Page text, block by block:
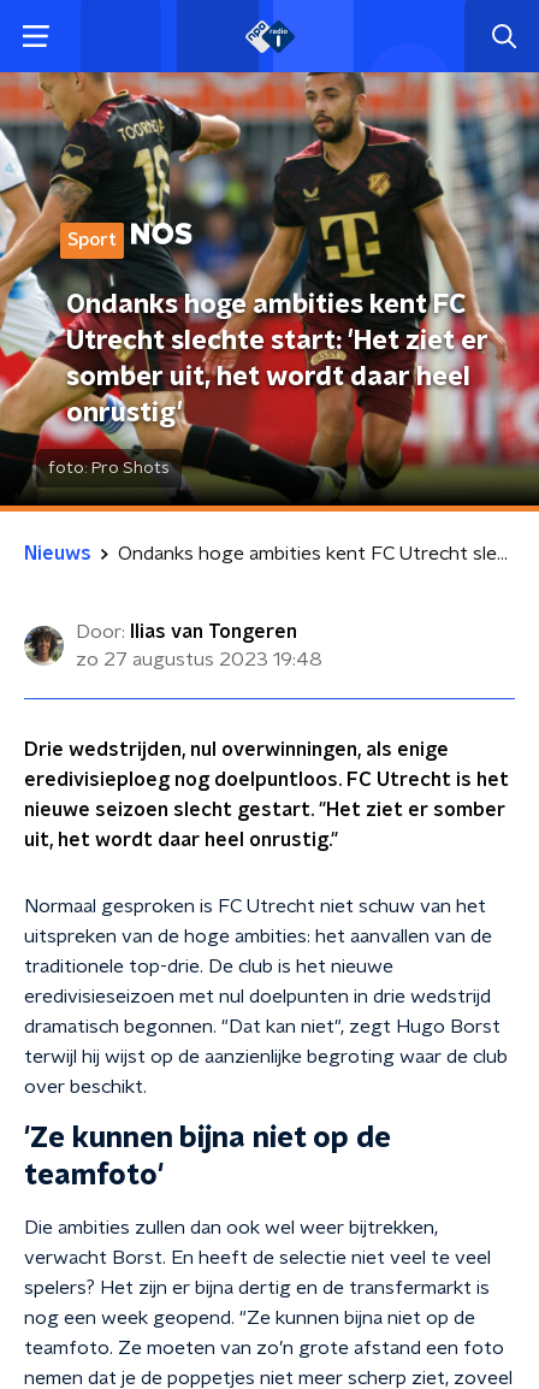
Sport
Ondanks hoge ambities kent FC
Utrecht slechte start: 'Het ziet er
somber uit, het wordt daar heel
onrustig'
foto:Pro Shots
Nieuws Ondanks hoge ambities kent FC Utrecht slechte start: 'Het ziet er somber uit, het wordt daar heel onrustig'
Door:
Ilias van Tongeren
zo 27 augustus 2023 19:48
Drie wedstrijden, nul overwinningen, als enige
eredivisieploeg nog doelpuntloos. FC Utrecht is het
nieuwe seizoen slecht gestart. "Het ziet er somber
uit, het wordt daar heel onrustig."
Normaal gesproken is FC Utrecht niet schuw van het
uitspreken van de hoge ambities: het aanvallen van de
traditionele top-drie. De club is het nieuwe
eredivisieseizoen met nul doelpunten in drie wedstrijd
dramatisch begonnen. "Dat kan niet", zegt Hugo Borst
terwijl hij wijst op de aanzienlijke begroting waar de club
over beschikt.
'Ze kunnen bijna niet op de
teamfoto'
Die ambities zullen dan ook wel weer bijtrekken,
verwacht Borst. En heeft de selectie niet veel te veel
spelers? Het zijn er bijna dertig en de transfermarkt is
nog een week geopend. "Ze kunnen bijna niet op de
teamfoto. Ze moeten van zo’n grote afstand een foto
nemen dat je de poppetjes niet meer scherp ziet, zoveel